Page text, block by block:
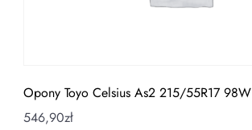
Opony Toyo Celsius As2 215/55R17 98W
546,90zł